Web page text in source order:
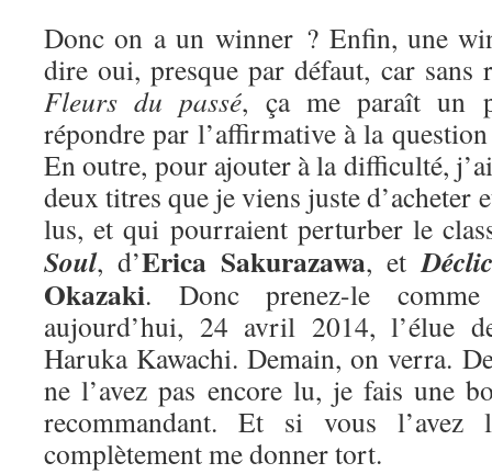
Donc on a un winner ? Enfin, une
dire oui, presque par défaut, car sans
Fleurs du passé, ça me paraît un
répondre par l’affirmative à la
En outre, pour ajouter à la difficulté,
deux titres que je viens juste d’acheter
lus, et qui pourraient perturber le
Soul, d’Erica Sakurazawa, et
Okazaki. Donc prenez-le
aujourd’hui, 24 avril 2014, l’élue
Haruka Kawachi. Demain, on verra.
ne l’avez pas encore lu, je fais une
recommandant. Et si vous l’avez
complètement me donner tort.